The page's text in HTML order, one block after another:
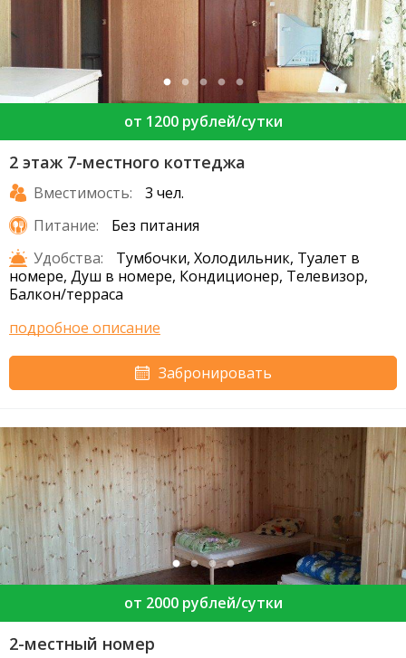
от 1200 рублей/сутки
2 этаж 7-местного коттеджа
Вместимость:
3 чел.
Питание:
Без питания
Удобства:
Тумбочки, Холодильник, Туалет в
номере, Душ в номере, Кондиционер, Телевизор,
Балкон/терраса
подробное описание
Забронировать
от 2000 рублей/сутки
2-местный номер